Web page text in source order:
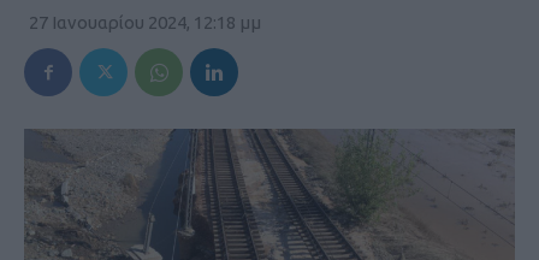
27 Ιανουαρίου 2024, 12:18 μμ